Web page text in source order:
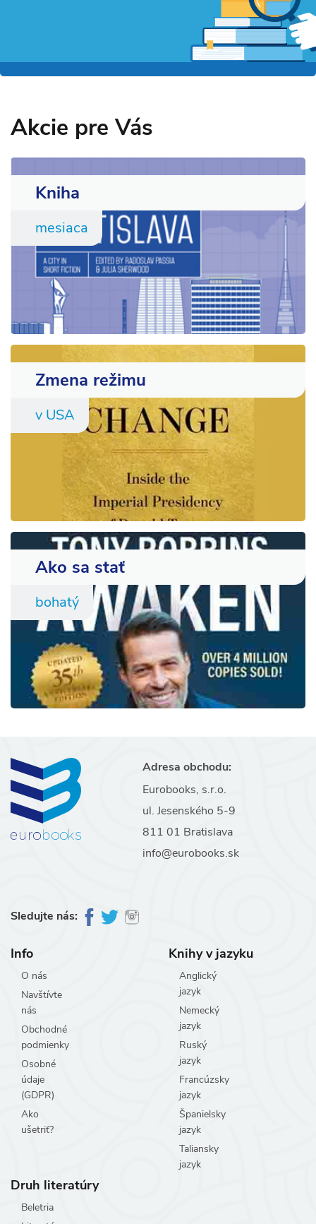
Akcie pre Vás
Kniha
mesiaca
Zmena režimu
v USA
Ako sa stať
bohatý
Adresa obchodu:
Eurobooks, s.r.o.
ul. Jesenského 5-9
811 01 Bratislava
info@eurobooks.sk
Sledujte nás:
Info
O nás
Navštívte
nás
Obchodné
podmienky
Osobné
údaje
(GDPR)
Ako
ušetriť?
Knihy v jazyku
Anglický
jazyk
Nemecký
jazyk
Ruský
jazyk
Francúzsky
jazyk
Španielsky
jazyk
Taliansky
jazyk
Druh literatúry
Beletria